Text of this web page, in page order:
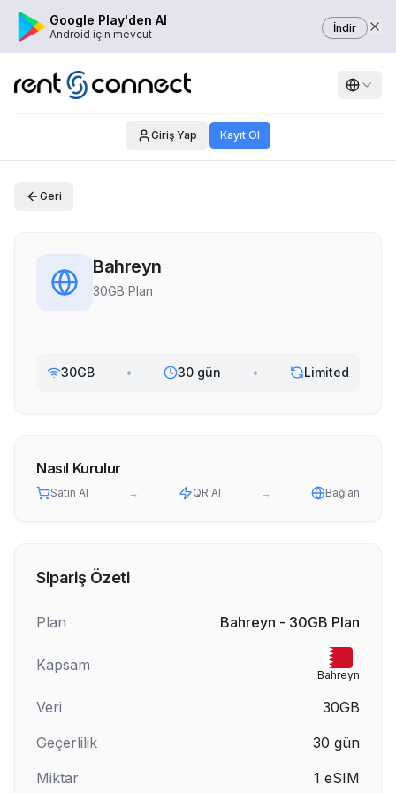
Google Play'den Al
Android için mevcut İndir
Giriş Yap Kayıt Ol
Geri
Bahreyn
30GB Plan
30GB • 30 gün • Limited
Nasıl Kurulur
Satın Al → QR Al → Bağlan
Sipariş Özeti
Plan Bahreyn - 30GB Plan
Kapsam
Bahreyn
Veri
30GB
Geçerlilik
30 gün
Miktar
1 eSIM